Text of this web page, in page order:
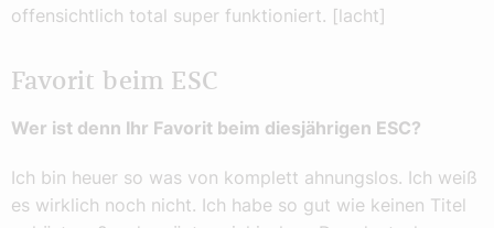
offensichtlich total super funktioniert. [lacht]
Favorit beim ESC
Wer ist denn Ihr Favorit beim diesjährigen ESC?
Ich bin heuer so was von komplett ahnungslos. Ich weiß
es wirklich noch nicht. Ich habe so gut wie keinen Titel